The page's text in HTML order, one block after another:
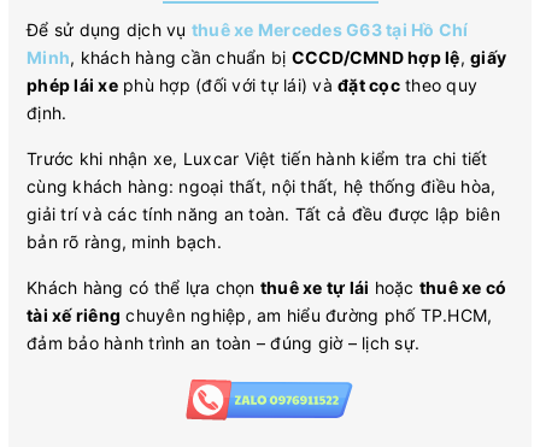
Để sử dụng dịch vụ thuê xe Mercedes G63 tại Hồ Chí
Minh, khách hàng cần chuẩn bị CCCD/CMND hợp lệ, giấy
phép lái xephù hợp (đối với tự lái) và đặt cọctheo quy
định.
Trước khi nhận xe, Luxcar Việt tiến hành kiểm tra chi tiết
cùng khách hàng: ngoại thất, nội thất, hệ thống điều hòa,
giải trí và các tính năng an toàn. Tất cả đều được lập biên
bản rõ ràng, minh bạch.
Khách hàng có thể lựa chọn thuê xe tự lái hoặc thuê xe có
tài xế riêng chuyên nghiệp, am hiểu đường phố TP.HCM,
đảm bảo hành trình an toàn – đúng giờ – lịch sự.